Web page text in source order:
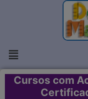
Cursos com